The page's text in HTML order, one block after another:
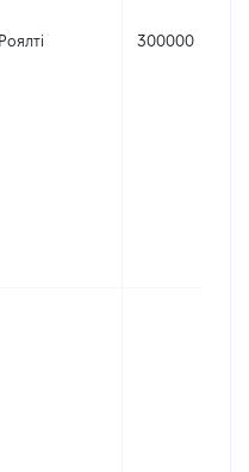
Роялті 300000